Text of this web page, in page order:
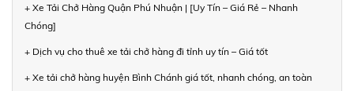
+ Xe Tải Chở Hàng Quận Phú Nhuận | [Uy Tín – Giá Rẻ – Nhanh
Chóng]
+ Dịch vụ cho thuê xe tải chở hàng đi tỉnh uy tín – Giá tốt
+ Xe tải chở hàng huyện Bình Chánh giá tốt, nhanh chóng, an toàn